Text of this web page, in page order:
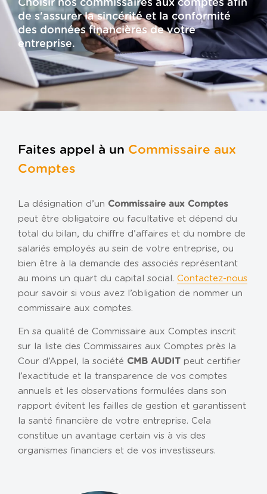
Gestion de la paie
Gestion de patrimoine
Gestion des ressources humaines
Outils de gestion
Tiers de confiance
Transmission d’entreprise
Association
Entreprise individuelle
Profession libérale
SCI
TPE / PME
NOS AGENCES
Metz
Carpentras
CABINET DIGITAL
ACTUS ET CHIFFRES UTILES
RECRUTEMENT
BLOG
CONTACT
Choisir nos commissaires aux comptes afin
de s'assurer la sincérité et la conformité
des données financières de votre
entreprise.
Faites appel à un Commissaire aux
Comptes
La désignation d’un Commissaire aux Comptes
peut être obligatoire ou facultative et dépend du
total du bilan, du chiffre d’affaires et du nombre de
salariés employés au sein de votre entreprise, ou
bien être à la demande des associés représentant
au moins un quart du capital social. Contactez-nous
pour savoir si vous avez l’obligation de nommer un
commissaire aux comptes.
En sa qualité de Commissaire aux Comptes inscrit
sur la liste des Commissaires aux Comptes près la
Cour d’Appel, la société CMB AUDIT peut certifier
l’exactitude et la transparence de vos comptes
annuels et les observations formulées dans son
rapport évitent les failles de gestion et garantissent
la santé financière de votre entreprise. Cela
constitue un avantage certain vis à vis des
organismes financiers et de vos investisseurs.